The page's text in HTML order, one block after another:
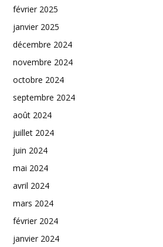
février 2025
janvier 2025
décembre 2024
novembre 2024
octobre 2024
septembre 2024
août 2024
juillet 2024
juin 2024
mai 2024
avril 2024
mars 2024
février 2024
janvier 2024